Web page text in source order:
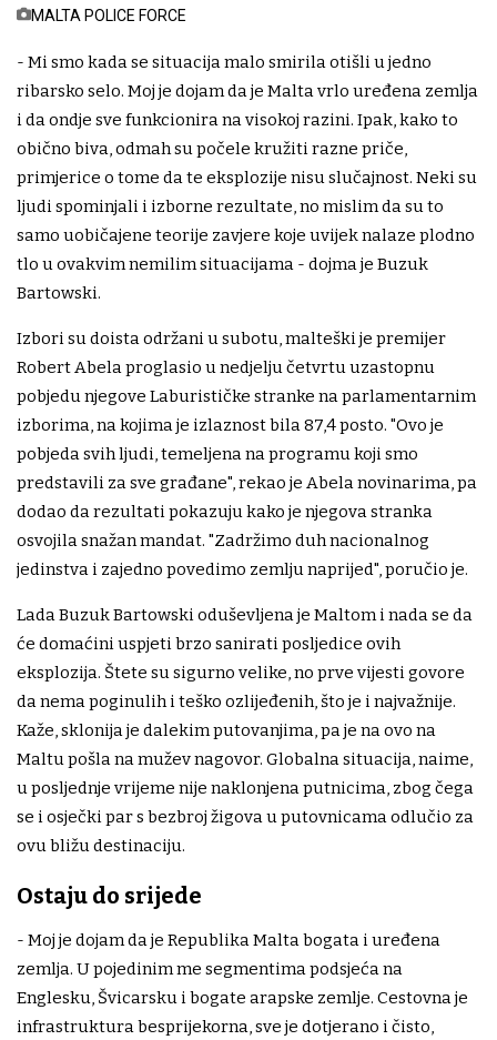
MALTA POLICE FORCE
- Mi smo kada se situacija malo smirila otišli u jedno
ribarsko selo. Moj je dojam da je Malta vrlo uređena zemlja
i da ondje sve funkcionira na visokoj razini. Ipak, kako to
obično biva, odmah su počele kružiti razne priče,
primjerice o tome da te eksplozije nisu slučajnost. Neki su
ljudi spominjali i izborne rezultate, no mislim da su to
samo uobičajene teorije zavjere koje uvijek nalaze plodno
tlo u ovakvim nemilim situacijama - dojma je Buzuk
Bartowski.
Izbori su doista održani u subotu, malteški je premijer
Robert Abela proglasio u nedjelju četvrtu uzastopnu
pobjedu njegove Laburističke stranke na parlamentarnim
izborima, na kojima je izlaznost bila 87,4 posto. "Ovo je
pobjeda svih ljudi, temeljena na programu koji smo
predstavili za sve građane", rekao je Abela novinarima, pa
dodao da rezultati pokazuju kako je njegova stranka
osvojila snažan mandat. "Zadržimo duh nacionalnog
jedinstva i zajedno povedimo zemlju naprijed", poručio je.
Lada Buzuk Bartowski oduševljena je Maltom i nada se da
će domaćini uspjeti brzo sanirati posljedice ovih
eksplozija. Štete su sigurno velike, no prve vijesti govore
da nema poginulih i teško ozlijeđenih, što je i najvažnije.
Kaže, sklonija je dalekim putovanjima, pa je na ovo na
Maltu pošla na mužev nagovor. Globalna situacija, naime,
u posljednje vrijeme nije naklonjena putnicima, zbog čega
se i osječki par s bezbroj žigova u putovnicama odlučio za
ovu bližu destinaciju.
Ostaju do srijede
- Moj je dojam da je Republika Malta bogata i uređena
zemlja. U pojedinim me segmentima podsjeća na
Englesku, Švicarsku i bogate arapske zemlje. Cestovna je
infrastruktura besprijekorna, sve je dotjerano i čisto,